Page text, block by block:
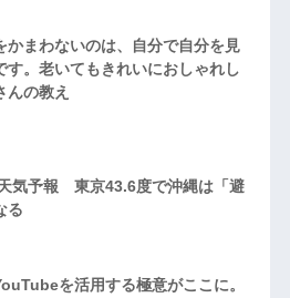
かまわないのは、自分で自分を見
す。老いてもきれいにおしゃれし
んの教え
気予報 東京43.6度で沖縄は「避
る
を活用する極意がここに。